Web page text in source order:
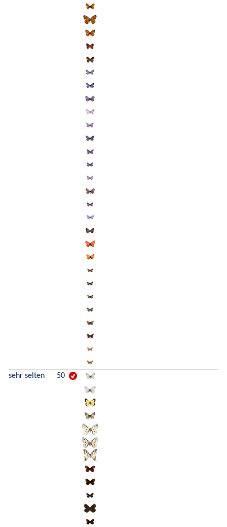
sehr selten 50